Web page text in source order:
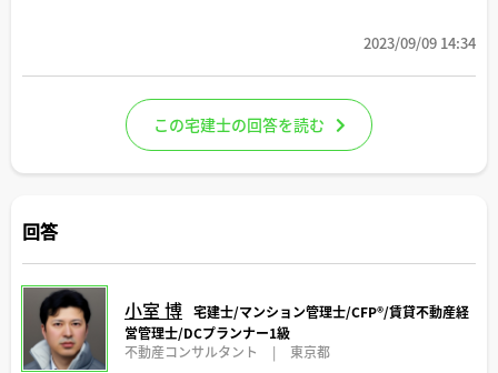
2023/09/09 14:34
この宅建士の回答を読む
回答
小室 博 宅建士/マンション管理士/CFP®️/賃貸不動産経
営管理士/DCプランナー1級
不動産コンサルタント
| 東京都